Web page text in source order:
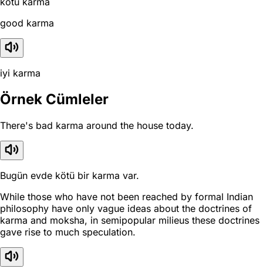
good karma
iyi karma
Örnek Cümleler
There's bad karma around the house today.
Bugün evde kötü bir karma var.
While those who have not been reached by formal Indian
philosophy have only vague ideas about the doctrines of
karma and moksha, in semipopular milieus these doctrines
gave rise to much speculation.